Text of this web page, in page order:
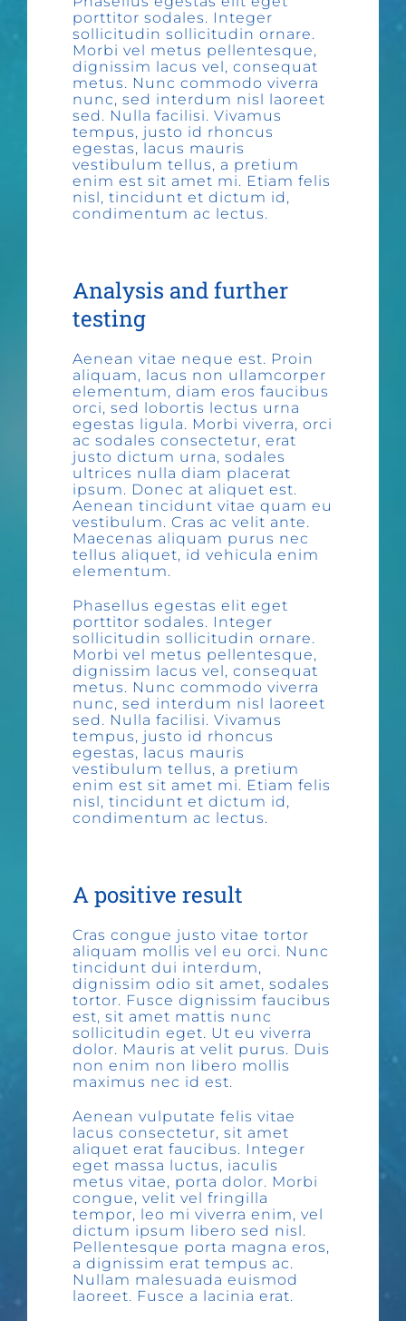
porttitor sodales. Integer
sollicitudin sollicitudin ornare.
Morbi vel metus pellentesque,
dignissim lacus vel, consequat
metus. Nunc commodo viverra
nunc, sed interdum nisl laoreet
sed. Nulla facilisi. Vivamus
tempus, justo id rhoncus
egestas, lacus mauris
vestibulum tellus, a pretium
enim est sit amet mi. Etiam felis
nisl, tincidunt et dictum id,
condimentum ac lectus.
Analysis and further
testing
Aenean vitae neque est. Proin
aliquam, lacus non ullamcorper
elementum, diam eros faucibus
orci, sed lobortis lectus urna
egestas ligula. Morbi viverra, orci
ac sodales consectetur, erat
justo dictum urna, sodales
ultrices nulla diam placerat
ipsum. Donec at aliquet est.
Aenean tincidunt vitae quam eu
vestibulum. Cras ac velit ante.
Maecenas aliquam purus nec
tellus aliquet, id vehicula enim
elementum.
Phasellus egestas elit eget
porttitor sodales. Integer
sollicitudin sollicitudin ornare.
Morbi vel metus pellentesque,
dignissim lacus vel, consequat
metus. Nunc commodo viverra
nunc, sed interdum nisl laoreet
sed. Nulla facilisi. Vivamus
tempus, justo id rhoncus
egestas, lacus mauris
vestibulum tellus, a pretium
enim est sit amet mi. Etiam felis
nisl, tincidunt et dictum id,
condimentum ac lectus.
A positive result
Cras congue justo vitae tortor
aliquam mollis vel eu orci. Nunc
tincidunt dui interdum,
dignissim odio sit amet, sodales
tortor. Fusce dignissim faucibus
est, sit amet mattis nunc
sollicitudin eget. Ut eu viverra
dolor. Mauris at velit purus. Duis
non enim non libero mollis
maximus nec id est.
Aenean vulputate felis vitae
lacus consectetur, sit amet
aliquet erat faucibus. Integer
eget massa luctus, iaculis
metus vitae, porta dolor. Morbi
congue, velit vel fringilla
tempor, leo mi viverra enim, vel
dictum ipsum libero sed nisl.
Pellentesque porta magna eros,
a dignissim erat tempus ac.
Nullam malesuada euismod
laoreet. Fusce a lacinia erat.